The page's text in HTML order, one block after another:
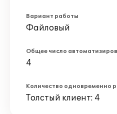
Вариант работы
Файловый
Общее число
4
Количество одновременно
Толстый клиент: 4